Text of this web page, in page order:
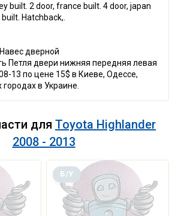
built. 2 door, france built. 4 door, japan
Hatchback,.
дверной
Петля двери нижняя передняя левая
13 по цене 15$ в Киеве, Одессе,
в Украине.
для Toyota Highlander
2008 - 2013
Б/У